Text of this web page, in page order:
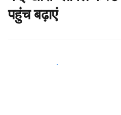
पहुंच बढ़ाएं
आज ही नए मेहमानों तक पहुंचें